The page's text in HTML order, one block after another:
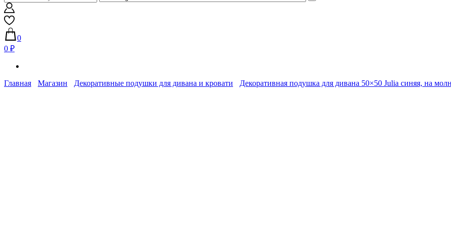
0
0 ₽
Главная Магазин Декоративные подушки для дивана и кровати Декоративная подушка для дивана 50×50 Julia синяя, на